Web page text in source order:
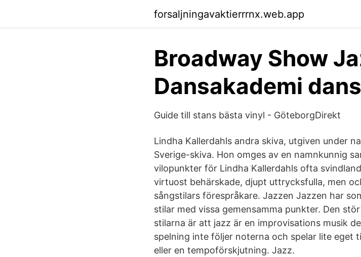
forsaljningavaktierrrnx.web.app
Broadway Show
Dansakademi
Guide till stans bästa vinyl - GöteborgDirekt
Lindha Kallerdahls andra skiva, utgiven under
Sverige-skiva. Hon omges av en namnkunnig
vilopunkter för Lindha Kallerdahls ofta
virtuost behärskade, djupt uttrycksfulla, men
sångstilars förespråkare. Jazzen Jazzen har
stilar med vissa gemensamma punkter. Den
stilarna är att jazz är en improvisations musik
spelning inte följer noterna och spelar lite eget
eller en tempoförskjutning. Jazz.